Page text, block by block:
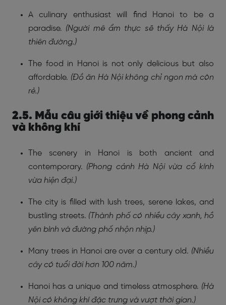
A culinary enthusiast will find Hanoi to be a
paradise. (Người mê ẩm thực sẽ thấy Hà Nội là
thiên đường.)
The food in Hanoi is not only delicious but also
affordable. (Đồ ăn Hà Nội không chỉ ngon mà còn
rẻ.)
2.5. Mẫu câu giới thiệu về phong cảnh
và không khí
The scenery in Hanoi is both ancient and
contemporary. (Phong cảnh Hà Nội vừa cổ kính
vừa hiện đại.)
The city is filled with lush trees, serene lakes, and
bustling streets. (Thành phố có nhiều cây xanh, hồ
yên bình và đường phố nhộn nhịp.)
Many trees in Hanoi are over a century old. (Nhiều
cây có tuổi đời hơn 100 năm.)
Hanoi has a unique and timeless atmosphere. (Hà
Nội có không khí đặc trưng và vượt thời gian.)